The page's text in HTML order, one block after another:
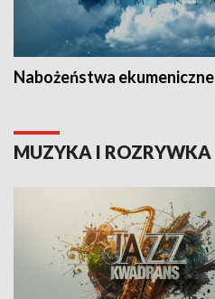
Nabożeństwa ekumeniczne
MUZYKA I ROZRYWKA